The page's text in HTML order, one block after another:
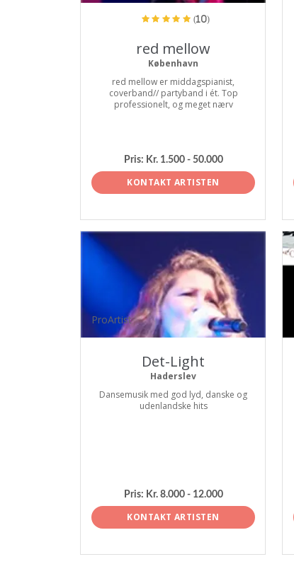
(10)
red mellow
København
red mellow er middagspianist,
coverband// partyband i ét. Top
professionelt, og meget nærv
Pris: Kr. 1.500 - 50.000
KONTAKT ARTISTEN
ProArtist
Det-Light
Haderslev
Dansemusik med god lyd, danske og
udenlandske hits
Pris: Kr. 8.000 - 12.000
KONTAKT ARTISTEN